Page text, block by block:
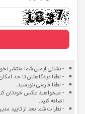
- نشانی ایمیل شما منتشر
- لطفا دیدگاهتان تا حد
- لطفا فارسی بنویسید.
- میخواهید عکس خودتان
اضافه کنید.
- نظرات شما بعد از تایید